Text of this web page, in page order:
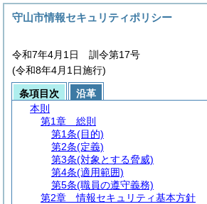
守山市情報セキュリティポリシー
令和7年4月1日 訓令第17号
(令和8年4月1日施行)
条項目次
沿革
本則
第1章
総則
第1条(目的)
第2条(定義)
第3条(対象とする脅威)
第4条(適用範囲)
第5条(職員の遵守義務)
第2章
情報セキュリティ基本方針